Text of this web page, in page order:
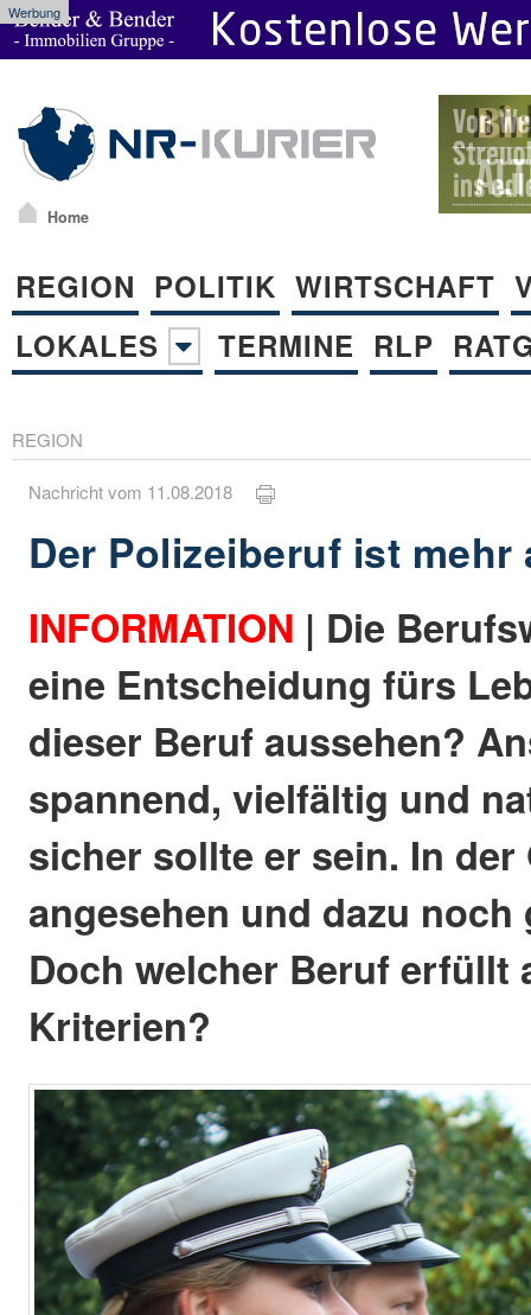
Werbung
Home
REGION POLITIK WIRTSCHAFT
LOKALES
TERMINE RLP
REGION
Nachricht vom 11.08.2018
Der Polizeiberuf ist
INFORMATION | Die
eine Entscheidung fürs
dieser Beruf aussehen?
spannend, vielfältig und
sicher sollte er sein. In
angesehen und dazu noch
Doch welcher Beruf erfüllt
Kriterien?